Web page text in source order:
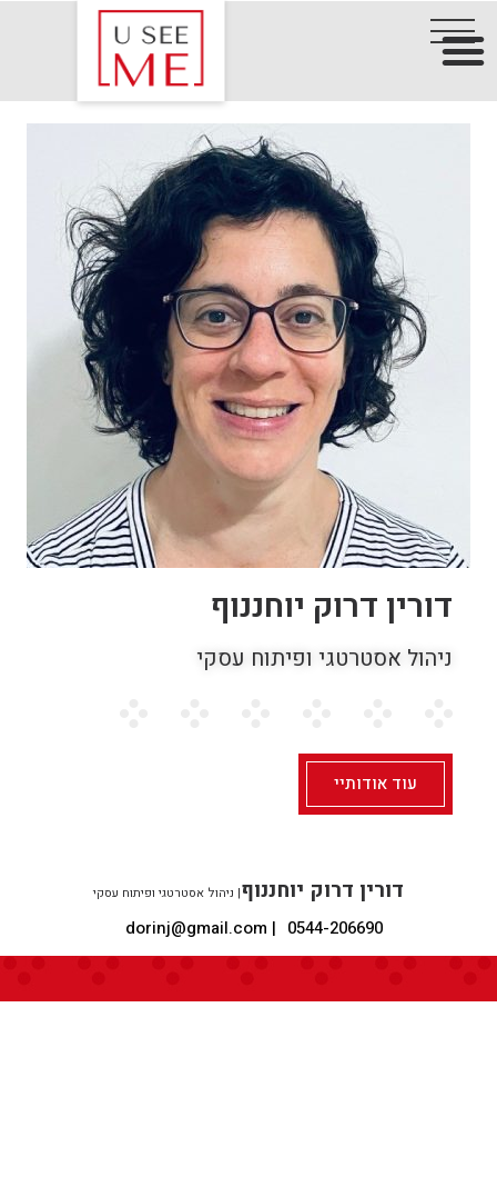
דורין דרוק יוחננוף
ניהול אסטרטגי ופיתוח עסקי
עוד אודותיי
דורין דרוק יוחננוף| ניהול אסטרטגי ופיתוח עסקי
0544-206690
| dorinj@gmail.com